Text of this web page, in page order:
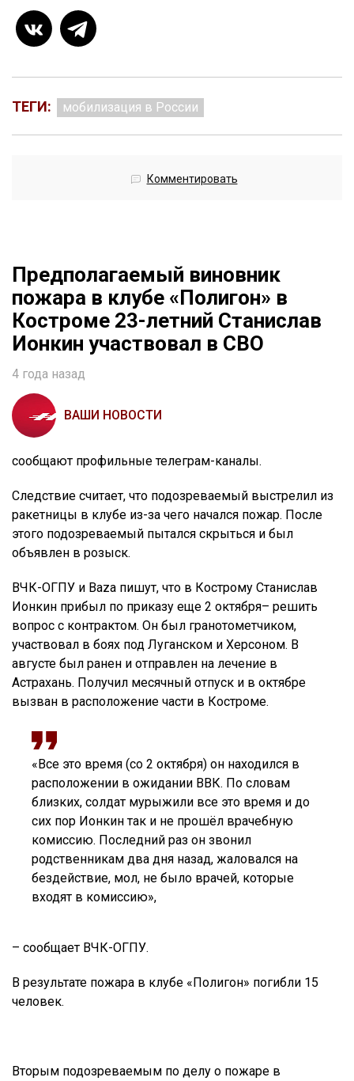
ТЕГИ: мобилизация в России
Комментировать
Предполагаемый виновник
пожара в клубе «Полигон» в
Костроме 23-летний Станислав
Ионкин участвовал в СВО
4 года назад
ВАШИ НОВОСТИ
сообщают профильные телеграм-каналы.
Следствие считает, что подозреваемый выстрелил из
ракетницы в клубе из-за чего начался пожар. После
этого подозреваемый пытался скрыться и был
объявлен в розыск.
ВЧК-ОГПУ и Baza пишут, что в Кострому Станислав
Ионкин прибыл по приказу еще 2 октября– решить
вопрос с контрактом. Он был гранотометчиком,
участвовал в боях под Луганском и Херсоном. В
августе был ранен и отправлен на лечение в
Астрахань. Получил месячный отпуск и в октябре
вызван в расположение части в Костроме.
«Все это время (со 2 октября) он находился в
расположении в ожидании ВВК. По словам
близких, солдат мурыжили все это время и до
сих пор Ионкин так и не прошёл врачебную
комиссию. Последний раз он звонил
родственникам два дня назад, жаловался на
бездействие, мол, не было врачей, которые
входят в комиссию»,
– сообщает ВЧК-ОГПУ.
В результате пожара в клубе «Полигон» погибли 15
человек.
Вторым подозреваемым по делу о пожаре в